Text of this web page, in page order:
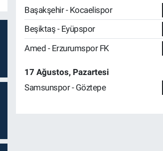
Başakşehir - Kocaelispor
Beşiktaş - Eyüpspor
Amed - Erzurumspor FK
17 Ağustos, Pazartesi
Samsunspor - Göztepe